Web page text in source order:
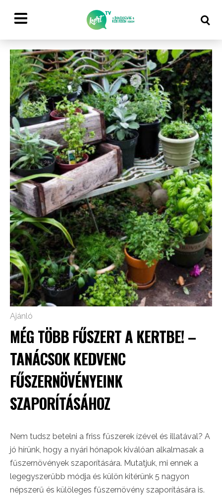
Ajánló
MÉG TÖBB FŰSZERT A KERTBE! –
TANÁCSOK KEDVENC
FŰSZERNÖVÉNYEINK
SZAPORÍTÁSÁHOZ
Nem tudsz betelni a friss fűszerek ízével és illatával? A
jó hírünk, hogy a nyári hónapok kiválóan alkalmasak a
fűszernövények szaporítására. Mutatjuk, mi ennek a
legegyszerűbb módja és külön kitérünk 5 nagyon
népszerű és külöleges fűszernövény szaporítására is.